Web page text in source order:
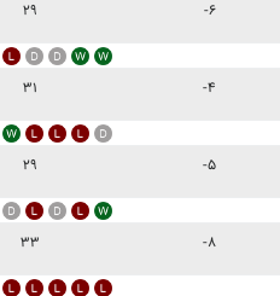
۲۹ -۶
۳۱ -۴
۲۹ -۵
۳۳ -۸